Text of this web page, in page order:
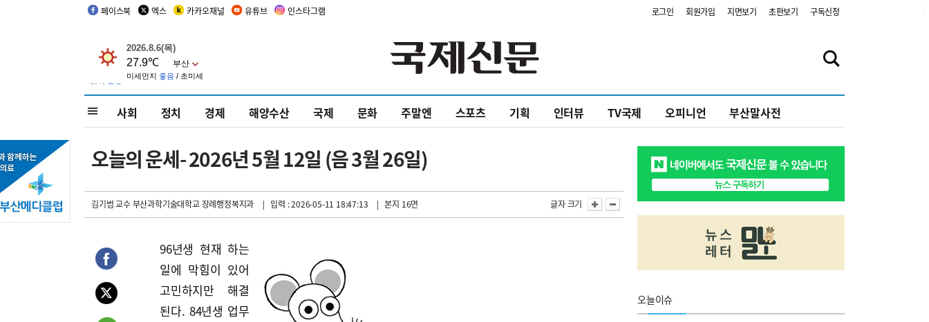
페이스북 엑스 카카오채널 유튜브 인스타그램 로그인 회원가입 지면보기 초판보기 구독신청
사회 정치 경제 해양수산 국제 문화 주말엔 스포츠 기획 인터뷰 TV국제 오피니언 부산말사전
오늘의 운세- 2026년 5월 12일 (음 3월 26일)
김기범 교수 부산과학기술대학교 장례행정복지과 | 입력 : 2026-05-11 18:47:13 | 본지 16면 글자 크기
96년생 현재 하는
일에 막힘이 있어
고민하지만 해결
된다. 84년생 업무
오늘이슈